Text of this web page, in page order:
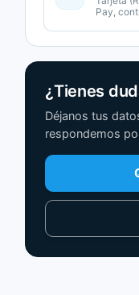
Pay,
¿Tienes
Déjanos tus
respondemos